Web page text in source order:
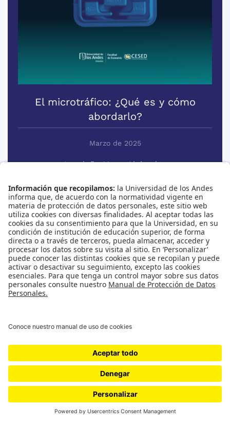
El microtráfico: ¿Qué es y cómo
abordarlo?
Marzo de 2025
Londoño Mesa, Alejandro
Ver +